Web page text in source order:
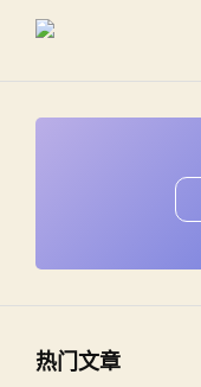
热门文章